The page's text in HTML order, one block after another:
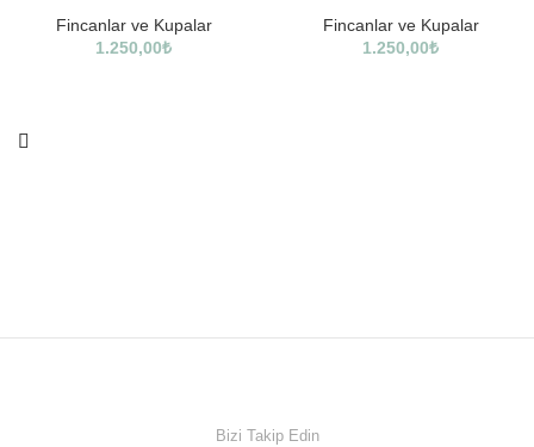
Fincanlar ve Kupalar
1.250,00₺
Fincanlar ve Kupalar
1.250,00₺
Bizi Takip Edin